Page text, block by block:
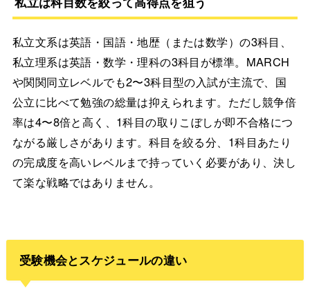
私立文系は英語・国語・地歴（または数学）の3科目、
私立理系は英語・数学・理科の3科目が標準。MARCH
や関関同立レベルでも2〜3科目型の入試が主流で、国
公立に比べて勉強の総量は抑えられます。ただし競争倍
率は4〜8倍と高く、1科目の取りこぼしが即不合格につ
ながる厳しさがあります。科目を絞る分、1科目あたり
の完成度を高いレベルまで持っていく必要があり、決し
て楽な戦略ではありません。
受験機会とスケジュールの違い